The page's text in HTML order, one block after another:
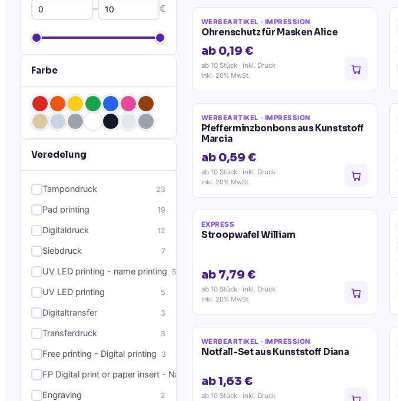
– €
Farbe
Veredelung
Tampondruck 23
Pad printing 19
Digitaldruck 12
Siebdruck 7
UV LED printing - name printing 5
UV LED printing 5
Digitaltransfer 3
Transferdruck 3
Free printing - Digital printing 3
FP Digital print or paper insert - Name printing
Engraving 2
WERBEARTIKEL · IMPRESSION
Ohrenschutz für Masken Alice
ab 0,19 €
ab 10 Stück · inkl. Druck
inkl. 20% MwSt.
WERBEARTIKEL · IMPRESSION
Pfefferminzbonbons aus Kunststoff
Marcia
ab 0,59 €
ab 10 Stück · inkl. Druck
inkl. 20% MwSt.
EXPRESS
Stroopwafel William
ab 7,79 €
ab 10 Stück · inkl. Druck
inkl. 20% MwSt.
WERBEARTIKEL · IMPRESSION
Notfall-Set aus Kunststoff Diana
ab 1,63 €
ab 10 Stück · inkl. Druck